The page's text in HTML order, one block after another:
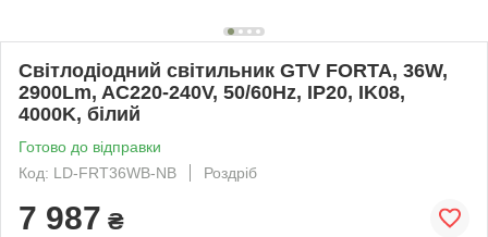
Світлодіодний світильник GTV FORTA, 36W,
2900Lm, AC220-240V, 50/60Hz, IP20, IK08,
4000K, білий
Готово до відправки
Код: LD-FRT36WB-NB
Роздріб
7 987 ₴